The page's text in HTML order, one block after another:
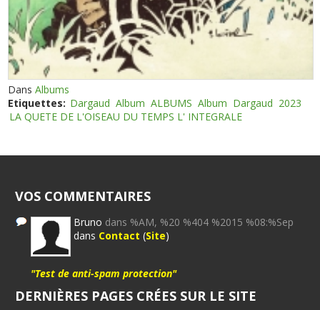
DansAlbums
Etiquettes: Dargaud Album ALBUMS Album Dargaud 2023
LA QUETE DE L'OISEAU DU TEMPS L' INTEGRALE
VOS COMMENTAIRES
Bruno dans %AM, %20 %404 %2015 %08:%Sep
dans Contact (Site)
"Test de anti-spam protection"
DERNIÈRES PAGES CRÉES SUR LE SITE